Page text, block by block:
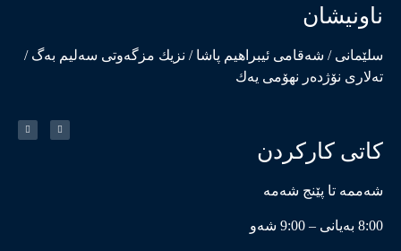
ناونیشان
سلێمانی / شەقامی ئیبراهیم پاشا / نزیك مزگەوتی سەلیم بەگ /
تەلاری نۆژدەر نهۆمی یەك
کاتی کارکردن
شەممە تا پێنج شەمە
8:00 بەیانی – 9:00 شەو